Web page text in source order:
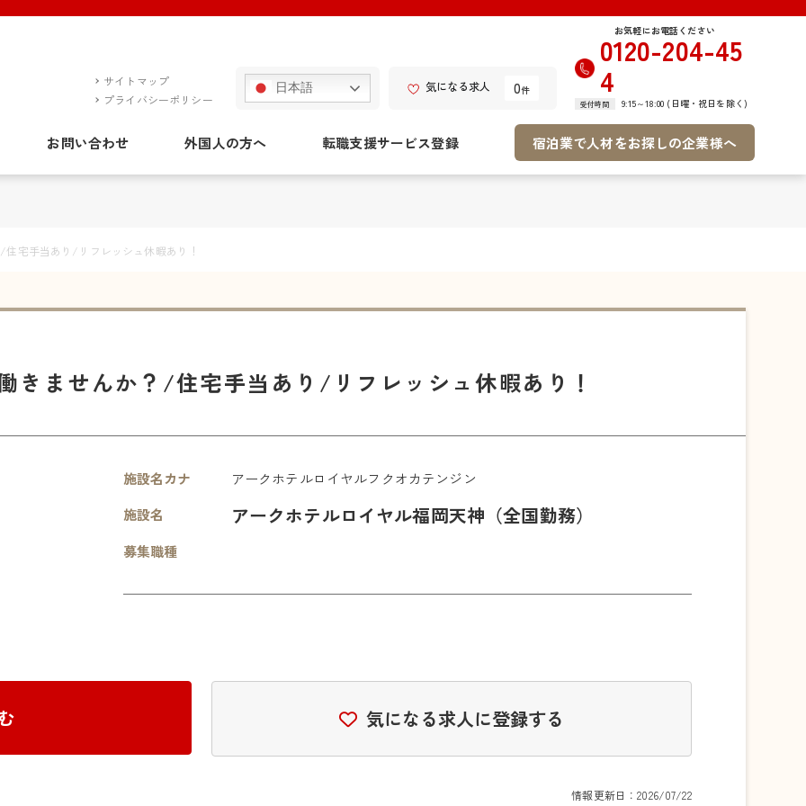
サイトマップ
プライバシーポリシー
日本語 気になる求人 0件
お気軽にお電話ください
0120-204-45
4
受付時間 9:15～18:00 (日曜・祝日を除く)
お問い合わせ 外国人の方へ 転職支援サービス登録 宿泊業で人材をお探しの企業様へ
宅手当あり/リフレッシュ休暇あり！
きませんか？/住宅手当あり/リフレッシュ休暇あり！
施設名カナ
アークホテルロイヤルフクオカテンジン
施設名
アークホテルロイヤル福岡天神（全国勤務）
募集職種
気になる求人に登録する
情報更新日：2026/07/22